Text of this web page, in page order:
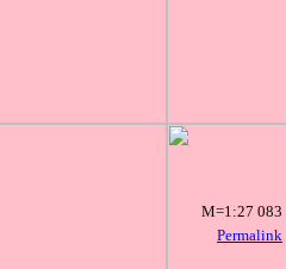
Permalink
M=1:27 083